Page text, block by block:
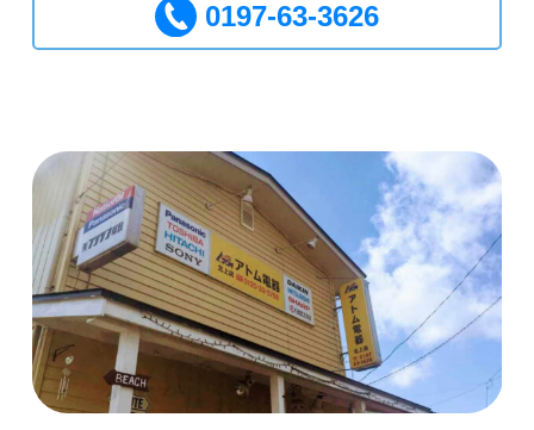
0197-63-3626